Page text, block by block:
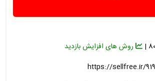
روش های افزایش بازدید
https://sellfree.ir/